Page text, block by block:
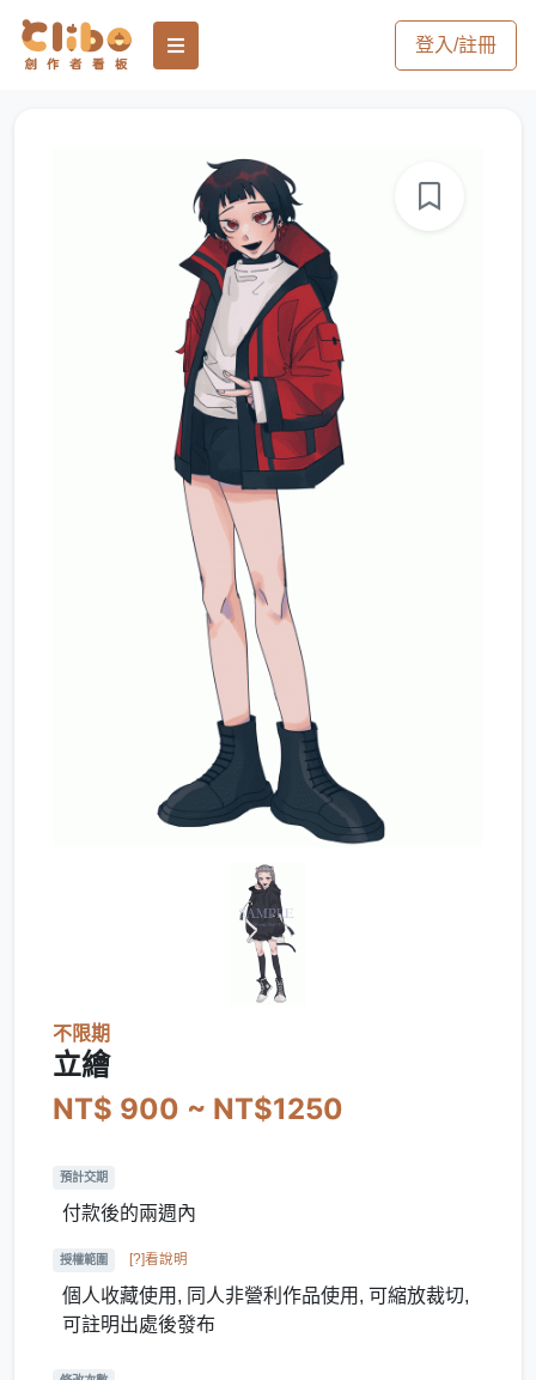
登入/註冊
不限期
立繪
NT$ 900 ~ NT$1250
預計交期
付款後的兩週內
授權範圍 [?]看說明
個人收藏使用, 同人非營利作品使用, 可縮放裁切,
可註明出處後發布